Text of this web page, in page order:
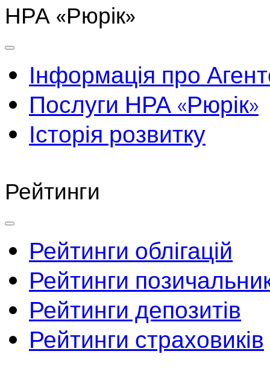
НРА «Рюрік»
Інформація про
Послуги НРА «Рюрік»
Історія розвитку
Рейтинги
Рейтинги облігацій
Рейтинги
Рейтинги депозитів
Рейтинги страховиків